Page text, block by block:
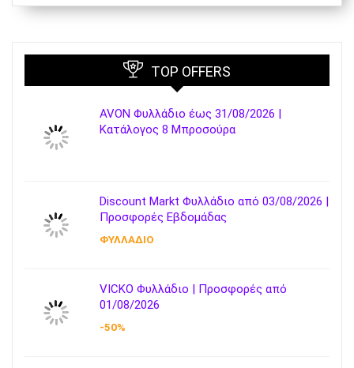
TOP OFFERS
AVON Φυλλάδιο έως 31/08/2026 |
Κατάλογος 8 Μπροσούρα
Discount Markt Φυλλάδιο από 03/08/2026 |
Προσφορές Εβδομάδας
ΦΥΛΛΑΔΙΟ
VICKO Φυλλάδιο | Προσφορές από
01/08/2026
-50%